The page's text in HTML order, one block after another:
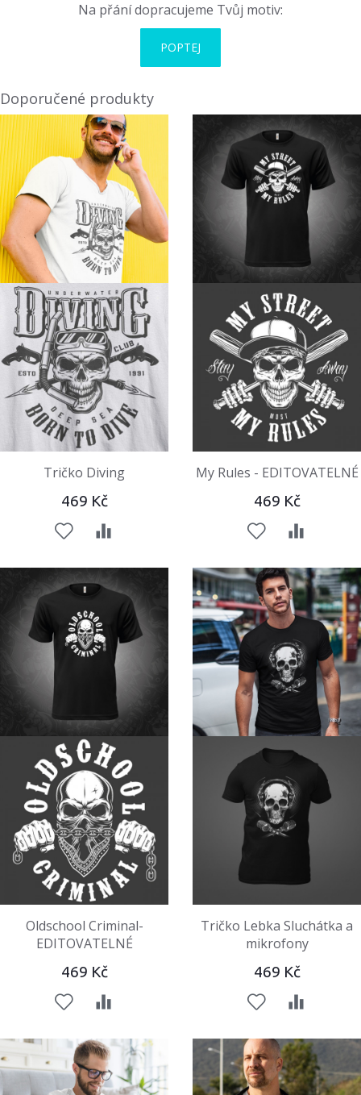
Na přání dopracujeme Tvůj motiv:
POPTEJ
Doporučené produkty
Tričko Diving
469 Kč
My Rules - EDITOVATELNÉ
469 Kč
Oldschool Criminal-
EDITOVATELNÉ
469 Kč
Tričko Lebka Sluchátka a
mikrofony
469 Kč